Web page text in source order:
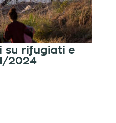
su rifugiati e
2024